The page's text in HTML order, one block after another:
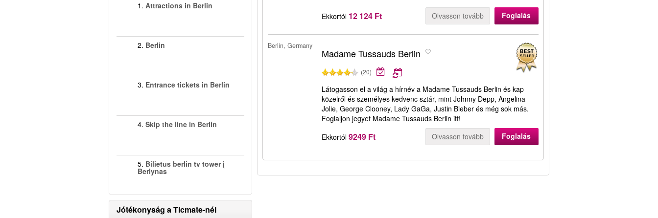
1. Attractions in Berlin
2. Berlin
3. Entrance tickets in Berlin
4. Skip the line in Berlin
5. Bilietus berlin tv tower į
Berlynas
Jótékonyság a Ticmate-nél
Ekkortól 12 124 Ft Olvasson tovább Foglalás
Berlin, Germany
Madame Tussauds Berlin
(20)
Látogasson el a világ a hírnév a Madame Tussauds Berlin és kap
közelről és személyes kedvenc sztár, mint Johnny Depp, Angelina
Jolie, George Clooney, Lady GaGa, Justin Bieber és még sok más.
Foglaljon jegyet Madame Tussauds Berlin itt!
Ekkortól 9249 Ft Olvasson tovább Foglalás